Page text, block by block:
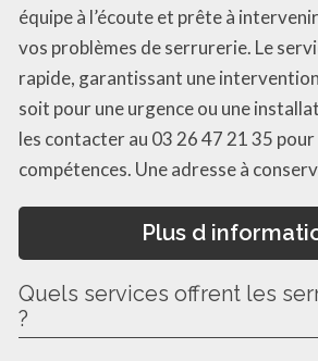
équipe à l’écoute et prête à
vos problèmes de serrurerie. Le
rapide, garantissant une
soit pour une urgence ou une
les contacter au 03 26 47 21 35
compétences. Une adresse à
Plus d
Quels services offrent les
?